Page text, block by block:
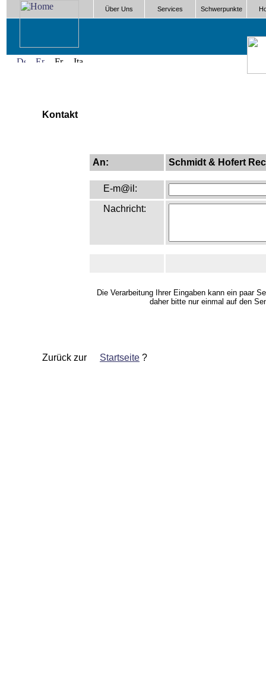
Über Uns Services Schwerpunkte
Kontakt
An: Schmidt & Hofert
E-m@il:
Nachricht:
Die Verarbeitung Ihrer Eingaben kann ein paar
daher bitte nur einmal auf den
Zurück zur Startseite ?